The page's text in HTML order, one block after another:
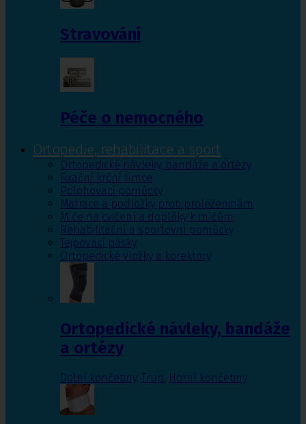
Stravování
Péče o nemocného
Ortopedie, rehabilitace a sport
Ortopedické návleky, bandáže a ortézy
Fixační krční límce
Polohovací pomůcky
Matrace a podložky proti proleženinám
Míče na cvičení a doplňky k míčům
Rehabilitační a sportovní pomůcky
Tejpovací pásky
Ortopedické vložky a korektory
Ortopedické návleky, bandáže
a ortézy
Dolní končetiny, Trup, Horní končetiny